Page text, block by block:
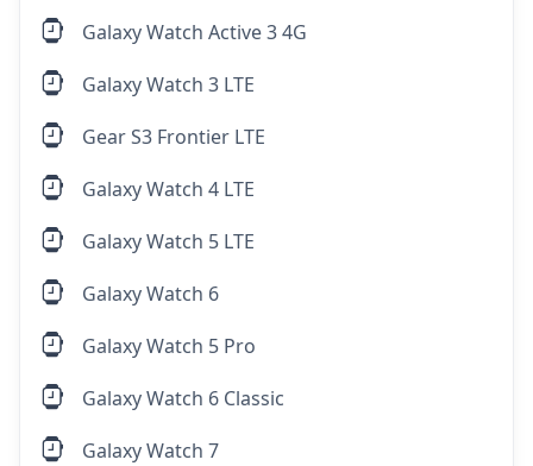
Galaxy Watch Active 3 4G
Galaxy Watch 3 LTE
Gear S3 Frontier LTE
Galaxy Watch 4 LTE
Galaxy Watch 5 LTE
Galaxy Watch 6
Galaxy Watch 5 Pro
Galaxy Watch 6 Classic
Galaxy Watch 7